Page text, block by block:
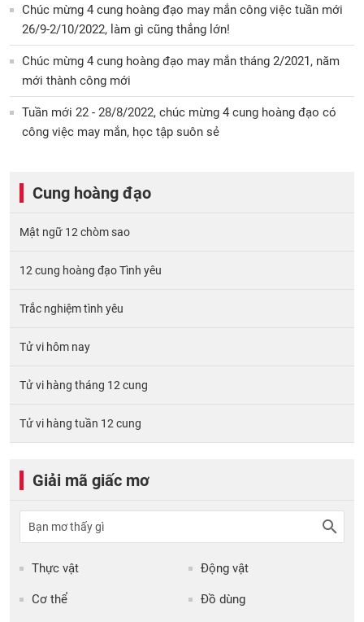
Chúc mừng 4 cung hoàng đạo may mắn công việc tuần mới
26/9-2/10/2022, làm gì cũng thắng lớn!
Chúc mừng 4 cung hoàng đạo may mắn tháng 2/2021, năm
mới thành công mới
Tuần mới 22 - 28/8/2022, chúc mừng 4 cung hoàng đạo có
công việc may mắn, học tập suôn sẻ
Cung hoàng đạo
Mật ngữ 12 chòm sao
12 cung hoàng đạo Tình yêu
Trắc nghiệm tình yêu
Tử vi hôm nay
Tử vi hàng tháng 12 cung
Tử vi hàng tuần 12 cung
Giải mã giấc mơ
Thực vật Động vật
Cơ thể Đồ dùng